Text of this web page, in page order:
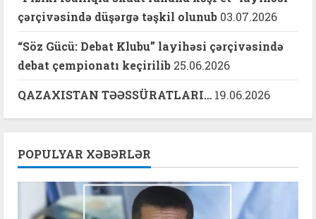
çərçivəsində düşərgə təşkil olunub 03.07.2026
“Söz Gücü: Debat Klubu” layihəsi çərçivəsində
debat çempionatı keçirilib 25.06.2026
QAZAXISTAN TƏƏSSÜRATLARI… 19.06.2026
POPULYAR XƏBƏRLƏR